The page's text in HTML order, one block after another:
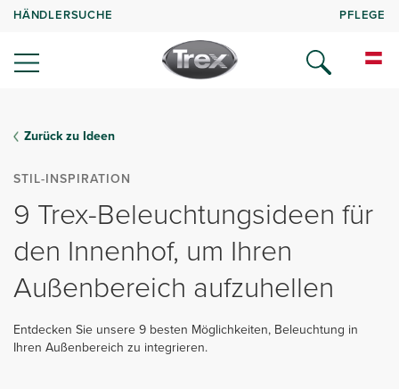
HÄNDLERSUCHE PFLEGE
Zurück zu Ideen
STIL-INSPIRATION
9 Trex-Beleuchtungsideen für
den Innenhof, um Ihren
Außenbereich aufzuhellen
Entdecken Sie unsere 9 besten Möglichkeiten, Beleuchtung in
Ihren Außenbereich zu integrieren.